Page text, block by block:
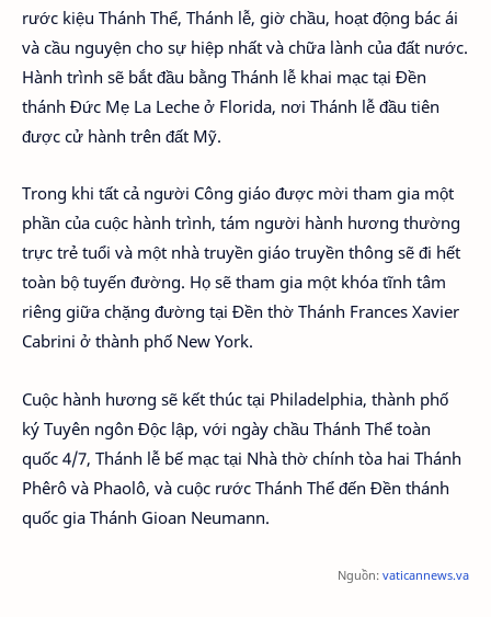
rước kiệu Thánh Thể, Thánh lễ, giờ chầu, hoạt động bác ái
và cầu nguyện cho sự hiệp nhất và chữa lành của đất nước.
Hành trình sẽ bắt đầu bằng Thánh lễ khai mạc tại Đền
thánh Đức Mẹ La Leche ở Florida, nơi Thánh lễ đầu tiên
được cử hành trên đất Mỹ.
Trong khi tất cả người Công giáo được mời tham gia một
phần của cuộc hành trình, tám người hành hương thường
trực trẻ tuổi và một nhà truyền giáo truyền thông sẽ đi hết
toàn bộ tuyến đường. Họ sẽ tham gia một khóa tĩnh tâm
riêng giữa chặng đường tại Đền thờ Thánh Frances Xavier
Cabrini ở thành phố New York.
Cuộc hành hương sẽ kết thúc tại Philadelphia, thành phố
ký Tuyên ngôn Độc lập, với ngày chầu Thánh Thể toàn
quốc 4/7, Thánh lễ bế mạc tại Nhà thờ chính tòa hai Thánh
Phêrô và Phaolô, và cuộc rước Thánh Thể đến Đền thánh
quốc gia Thánh Gioan Neumann.
Nguồn: vaticannews.va